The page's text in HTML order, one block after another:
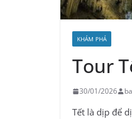
KHÁM PHÁ
Tour
30/01/2026
Tết là dịp để